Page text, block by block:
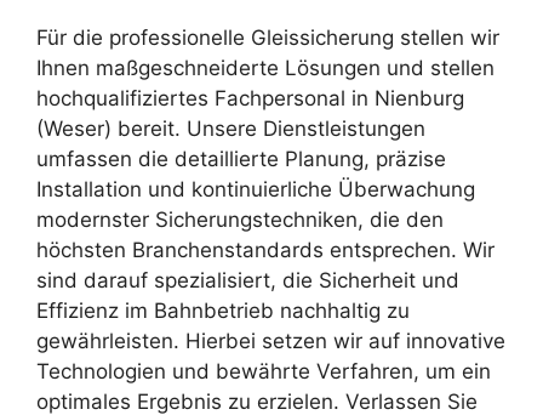
Für die professionelle Gleissicherung stellen wir
Ihnen maßgeschneiderte Lösungen und stellen
hochqualifiziertes Fachpersonal in Nienburg
(Weser) bereit. Unsere Dienstleistungen
umfassen die detaillierte Planung, präzise
Installation und kontinuierliche Überwachung
modernster Sicherungstechniken, die den
höchsten Branchenstandards entsprechen. Wir
sind darauf spezialisiert, die Sicherheit und
Effizienz im Bahnbetrieb nachhaltig zu
gewährleisten. Hierbei setzen wir auf innovative
Technologien und bewährte Verfahren, um ein
optimales Ergebnis zu erzielen. Verlassen Sie